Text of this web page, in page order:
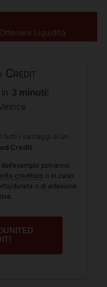
Liquidità
Credit
3 minuti!
tutti i vantaggi di un
Credit
potranno
creditizio o in caso
durata o di adesione